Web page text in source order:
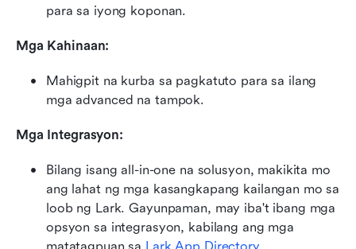
para sa iyong koponan.
Mga Kahinaan:
Mahigpit na kurba sa pagkatuto para sa ilang
mga advanced na tampok.
Mga Integrasyon:
Bilang isang all-in-one na solusyon, makikita mo
ang lahat ng mga kasangkapang kailangan mo sa
loob ng Lark. Gayunpaman, may iba't ibang mga
opsyon sa integrasyon, kabilang ang mga